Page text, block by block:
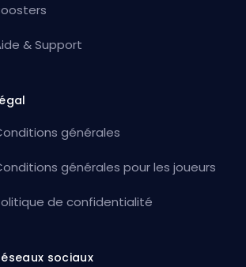
& Support
générales
générales pour les joueurs
de confidentialité
sociaux